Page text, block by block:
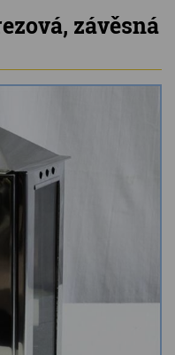
stolky
závěsná